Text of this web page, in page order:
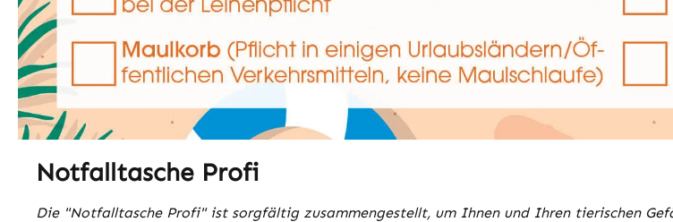
Notfalltasche Profi
Die "Notfalltasche Profi" ist sorgfältig zusammengestellt, um Ihnen und Ihren tierischen